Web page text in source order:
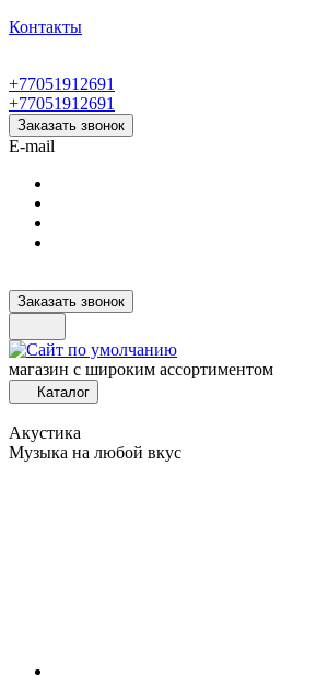
Контакты
+77051912691
+77051912691
Заказать звонок
E-mail
Заказать звонок
магазин с широким ассортиментом
Каталог
Акустика
Музыка на любой вкус